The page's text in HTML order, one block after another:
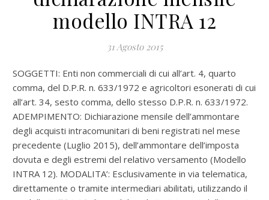
modello INTRA 12
31 Agosto 2015
SOGGETTI: Enti non commerciali di cui all’art. 4, quarto
comma, del D.P.R. n. 633/1972 e agricoltori esonerati di cui
all’art. 34, sesto comma, dello stesso D.P.R. n. 633/1972.
ADEMPIMENTO: Dichiarazione mensile dell’ammontare
degli acquisti intracomunitari di beni registrati nel mese
precedente (Luglio 2015), dell’ammontare dell’imposta
dovuta e degli estremi del relativo versamento (Modello
INTRA 12). MODALITA’: Esclusivamente in via telematica,
direttamente o tramite intermediari abilitati, utilizzando il